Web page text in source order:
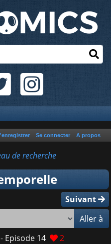
Se connecter A propos
de recherche
Suivant
Aller à
Episode 14
2